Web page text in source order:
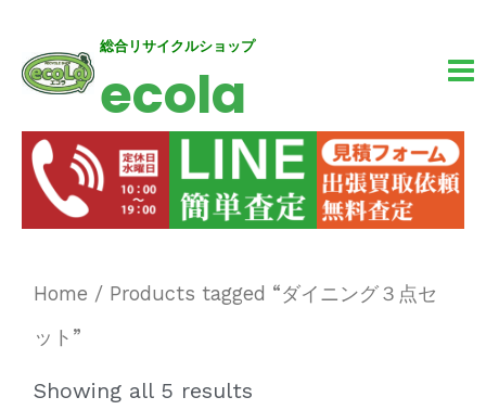
総合リサイクルショップ
ecola
Home / Products tagged “ダイニング３点セ
ット”
Showing all 5 results